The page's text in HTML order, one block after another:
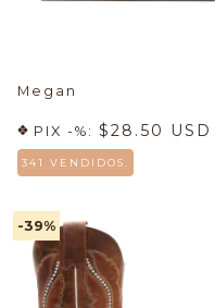
Megan
PIX -%: $28.50 USD
341 VENDIDOS.
-39%